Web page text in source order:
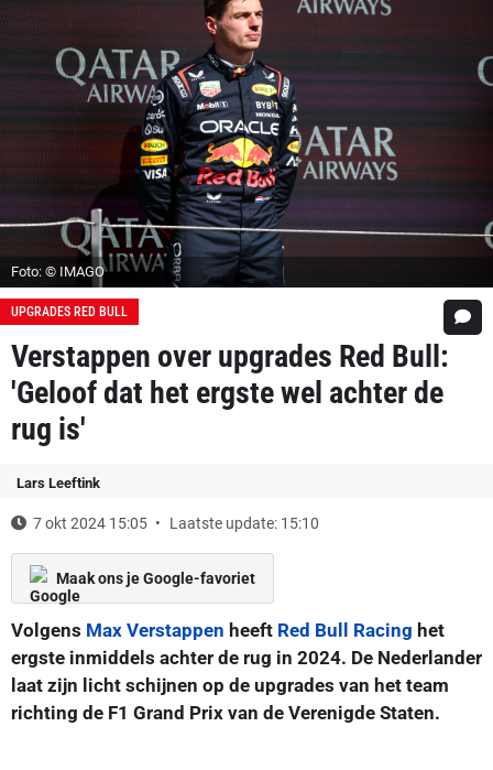
Foto: © IMAGO
UPGRADES RED BULL
Verstappen over upgrades Red Bull:
'Geloof dat het ergste wel achter de
rug is'
Lars Leeftink
7 okt 2024 15:05 Laatste update: 15:10
Maak ons je Google-favoriet
Volgens Max Verstappen heeft Red Bull Racing het
ergste inmiddels achter de rug in 2024. De Nederlander
laat zijn licht schijnen op de upgrades van het team
richting de F1 Grand Prix van de Verenigde Staten.